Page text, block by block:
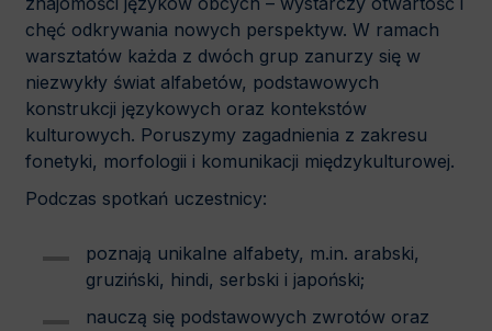
chęć odkrywania nowych perspektyw. W ramach
warsztatów każda z dwóch grup zanurzy się w
niezwykły świat alfabetów, podstawowych
konstrukcji językowych oraz kontekstów
kulturowych. Poruszymy zagadnienia z zakresu
fonetyki, morfologii i komunikacji międzykulturowej.
Podczas spotkań uczestnicy:
poznają unikalne alfabety, m.in. arabski,
gruziński, hindi, serbski i japoński;
nauczą się podstawowych zwrotów oraz